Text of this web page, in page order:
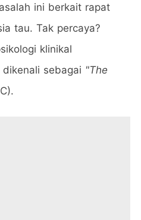
ini berkait rapat
tau. Tak percaya?
klinikal
sebagai "The